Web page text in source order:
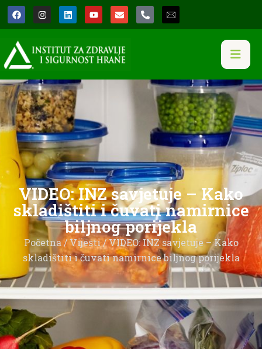
VIDEO: INZ savjetuje – Kako
skladištiti i čuvati namirnice
biljnog porijekla
Početna/ Vijesti/ VIDEO: INZ savjetuje – Kako
skladištiti i čuvati namirnice biljnog porijekla